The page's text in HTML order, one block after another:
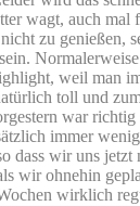
wagt, auch mal
zu genießen,
weil man
toll und
war
immer
dass wir uns jetzt
wir ohnehin
wirklich